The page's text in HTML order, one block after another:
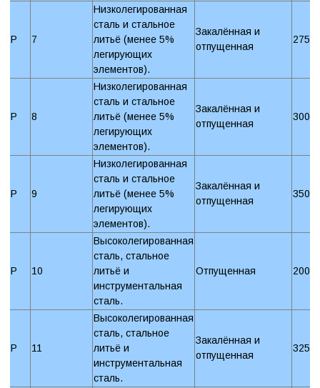
P 7
Низколегированная
сталь и стальное
литьё (менее 5%
легирующих
элементов).
Закалённая и
отпущенная
275
P 8
Низколегированная
сталь и стальное
литьё (менее 5%
легирующих
элементов).
Закалённая и
отпущенная
300
P 9
Низколегированная
сталь и стальное
литьё (менее 5%
легирующих
элементов).
Закалённая и
отпущенная
350
P 10
Высоколегированная
сталь, стальное
литьё и
инструментальная
сталь.
Отпущенная 200
P 11
Высоколегированная
сталь, стальное
литьё и
инструментальная
сталь.
Закалённая и
отпущенная
325